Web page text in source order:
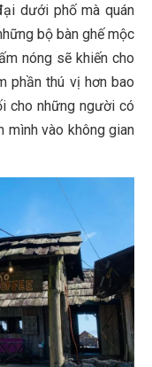
dưới phố mà quán
bộ bàn ghế mộc
nóng sẽ khiến cho
phần thú vị hơn bao
cho những người có
mình vào không gian